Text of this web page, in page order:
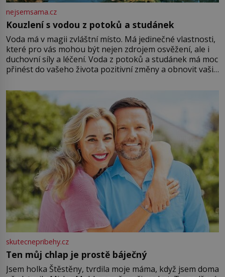
nejsemsama.cz
Kouzlení s vodou z potoků a studánek
Voda má v magii zvláštní místo. Má jedinečné vlastnosti,
které pro vás mohou být nejen zdrojem osvěžení, ale i
duchovní síly a léčení. Voda z potoků a studánek má moc
přinést do vašeho života pozitivní změny a obnovit vaši
můžete obohatit své rituály a přinést do svého života
větší harmonii a klid. Je důležité
skutecnepribehy.cz
Ten můj chlap je prostě báječný
Jsem holka Štěstěny, tvrdila moje máma, když jsem doma